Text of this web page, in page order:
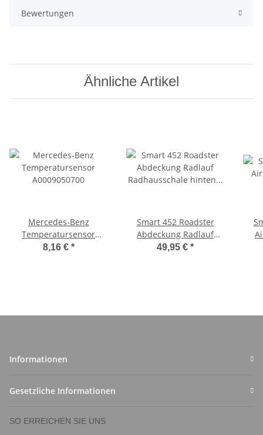
Bewertungen
Ähnliche Artikel
Mercedes-Benz
Temperatursensor
A0009050700
8,16 € *
Smart 452 Roadster
Abdeckung Radlauf
Radhausschale hinten
49,95 € *
Informationen
Gesetzliche Informationen
SO ERREICHEN SIE UNS